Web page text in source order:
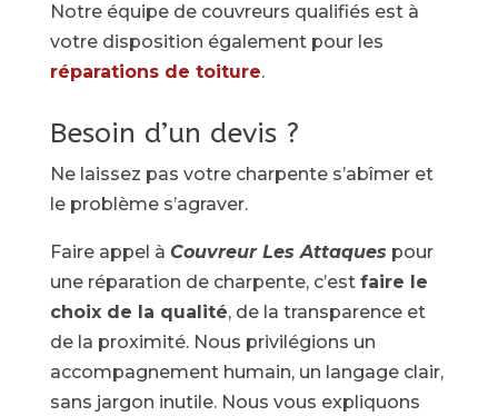
Notre équipe de couvreurs qualifiés est à
votre disposition également pour les
réparations de toiture.
Besoin d’un devis ?
Ne laissez pas votre charpente s’abîmer et
le problème s’agraver.
Faire appel à Couvreur Les Attaques pour
une réparation de charpente, c’est faire le
choix de la qualité, de la transparence et
de la proximité. Nous privilégions un
accompagnement humain, un langage clair,
sans jargon inutile. Nous vous expliquons